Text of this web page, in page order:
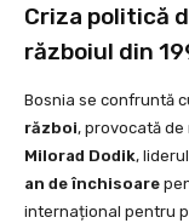
Criza politică
războiul din
Bosnia se confruntă
război, provocată
Milorad Dodik,
an de închisoare
internațional pentru